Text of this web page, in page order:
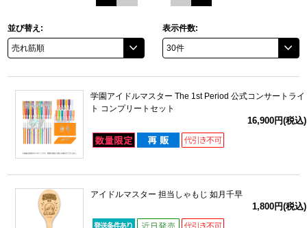
スサノオマジック
ドラゴンボール
ラブライブ！シリーズ
ラブライブ！
ラブライブ！サンシャイン‼
並び替え: 表示件数:
学園アイドルマスター The 1st Period 公式コンサートライ
ト コンプリートセット
16,900円(税込)
アイドルマスター 担当しゃもじ 如月千早
1,800円(税込)